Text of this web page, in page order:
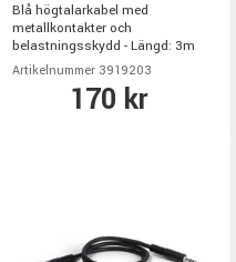
Blå högtalarkabel med
metallkontakter och
belastningsskydd - Längd: 3m
Artikelnummer 3919203
170 kr